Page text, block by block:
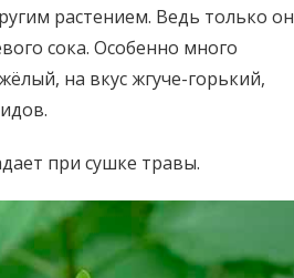
растением. Ведь только он
сока. Особенно много
на вкус жгуче-горький,
при сушке травы.